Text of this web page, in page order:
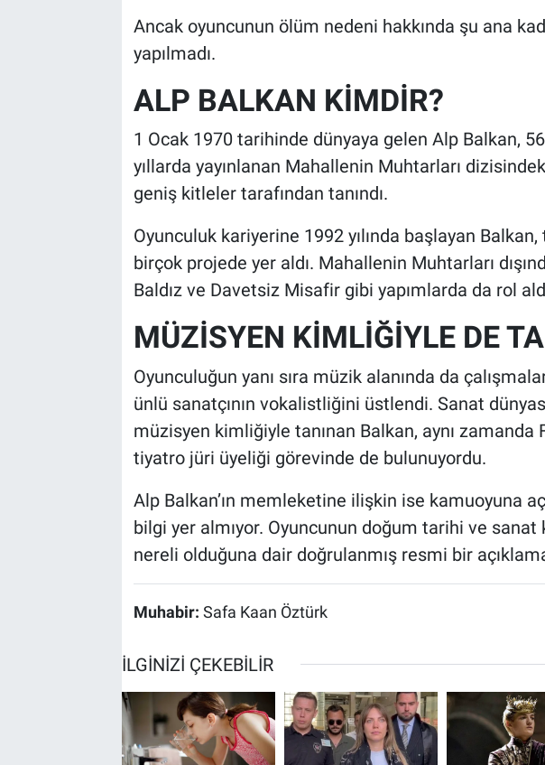
Ancak oyuncunun ölüm nedeni hakkında şu ana
yapılmadı.
ALP BALKAN KİMDİR?
1 Ocak 1970 tarihinde dünyaya gelen Alp Balkan, 56
yıllarda yayınlanan Mahallenin Muhtarları
geniş kitleler tarafından tanındı.
Oyunculuk kariyerine 1992 yılında başlayan
birçok projede yer aldı. Mahallenin Muhtarları
Baldız ve Davetsiz Misafir gibi yapımlarda da rol
MÜZİSYEN KİMLİĞİYLE DE
Oyunculuğun yanı sıra müzik alanında da
ünlü sanatçının vokalistliğini üstlendi. Sanat
müzisyen kimliğiyle tanınan Balkan, aynı zamanda
tiyatro jüri üyeliği görevinde de bulunuyordu.
Alp Balkan’ın memleketine ilişkin ise kamuoyuna
bilgi yer almıyor. Oyuncunun doğum tarihi ve
nereli olduğuna dair doğrulanmış resmi bir
Muhabir: Safa Kaan Öztürk